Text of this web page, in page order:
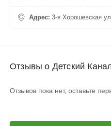
Адрес: 3-я Хорошевская
Отзывы о Детский
Отзывов пока нет, оставьте